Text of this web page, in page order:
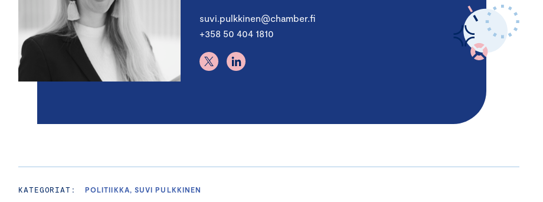
suvi.pulkkinen@chamber.fi
+358 50 404 1810
KATEGORIAT: POLITIIKKA, SUVI PULKKINEN